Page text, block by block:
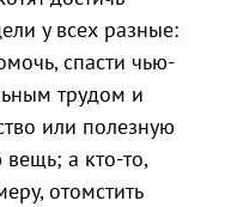
у всех разные:
спасти чью-
трудом и
или полезную
а кто-то,
отомстить